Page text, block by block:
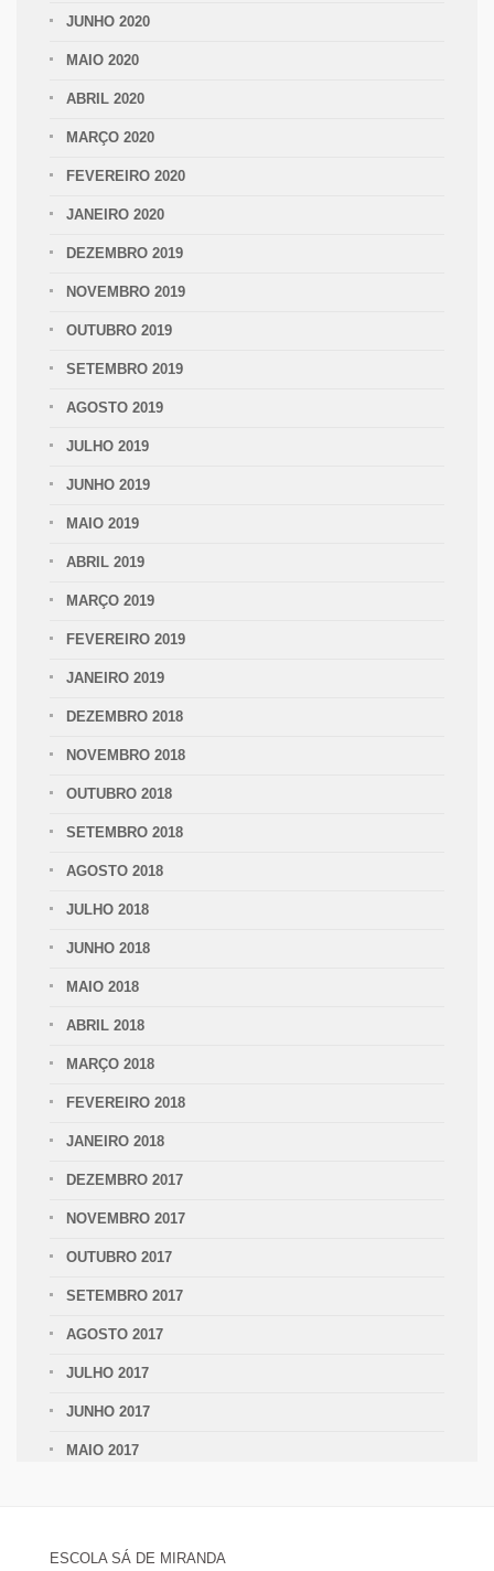
JUNHO 2020
MAIO 2020
ABRIL 2020
MARÇO 2020
FEVEREIRO 2020
JANEIRO 2020
DEZEMBRO 2019
NOVEMBRO 2019
OUTUBRO 2019
SETEMBRO 2019
AGOSTO 2019
JULHO 2019
JUNHO 2019
MAIO 2019
ABRIL 2019
MARÇO 2019
FEVEREIRO 2019
JANEIRO 2019
DEZEMBRO 2018
NOVEMBRO 2018
OUTUBRO 2018
SETEMBRO 2018
AGOSTO 2018
JULHO 2018
JUNHO 2018
MAIO 2018
ABRIL 2018
MARÇO 2018
FEVEREIRO 2018
JANEIRO 2018
DEZEMBRO 2017
NOVEMBRO 2017
OUTUBRO 2017
SETEMBRO 2017
AGOSTO 2017
JULHO 2017
JUNHO 2017
MAIO 2017
ESCOLA SÁ DE MIRANDA